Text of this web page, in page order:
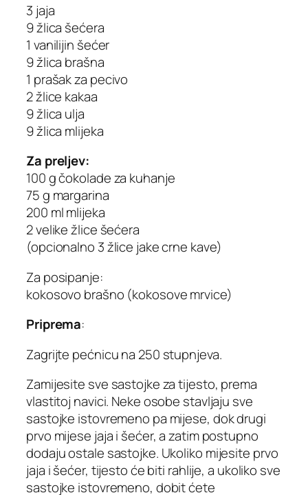
3 jaja
9 žlica šećera
1 vanilijin šećer
9 žlica brašna
1 prašak za pecivo
2 žlice kakaa
9 žlica ulja
9 žlica mlijeka
Za preljev:
100 g čokolade za kuhanje
75 g margarina
200 ml mlijeka
2 velike žlice šećera
(opcionalno 3 žlice jake crne kave)
Za posipanje:
kokosovo brašno (kokosove mrvice)
Priprema:
Zagrijte pećnicu na 250 stupnjeva.
Zamijesite sve sastojke za tijesto, prema
vlastitoj navici. Neke osobe stavljaju sve
sastojke istovremeno pa mijese, dok drugi
prvo mijese jaja i šećer, a zatim postupno
dodaju ostale sastojke. Ukoliko mijesite prvo
jaja i šećer, tijesto će biti rahlije, a ukoliko sve
sastojke istovremeno, dobit ćete